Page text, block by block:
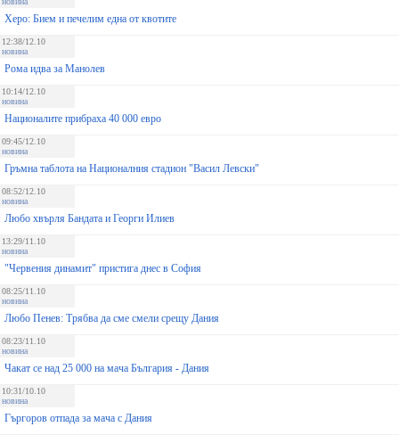
Херо: Бием и печелим една от квотите
12:38/12.10
новина
Рома идва за Манолев
10:14/12.10
новина
Националите прибраха 40 000 евро
09:45/12.10
новина
Гръмна таблота на Националния стадион "Васил Левски"
08:52/12.10
новина
Любо хвърля Бандата и Георги Илиев
13:29/11.10
новина
"Червения динамит" пристига днес в София
08:25/11.10
новина
Любо Пенев: Трябва да сме смели срещу Дания
08:23/11.10
новина
Чакат се над 25 000 на мача България - Дания
10:31/10.10
новина
Гъргоров отпада за мача с Дания